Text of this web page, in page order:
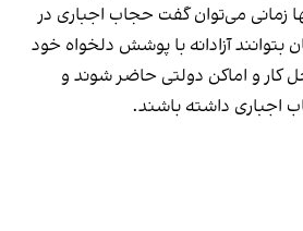
زمانی می‌توان گفت حجاب اجباری در
بتوانند آزادانه با پوشش دلخواه خود
کار و اماکن دولتی حاضر شوند و
اجباری داشته باشند.